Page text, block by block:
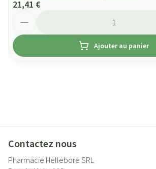
21,41 €
Ajouter au panier
Contactez nous
Pharmacie Hellebore SRL